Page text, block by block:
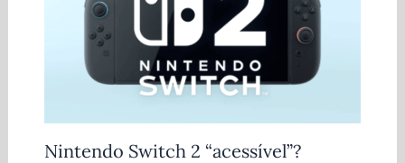
Nintendo Switch 2 “acessível”?